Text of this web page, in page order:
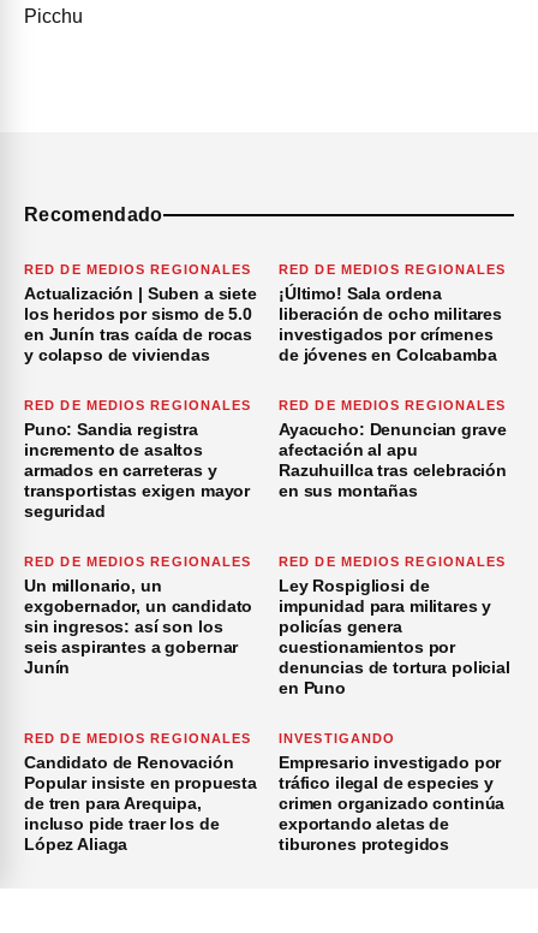
Recomendado
RED DE MEDIOS REGIONALES
Actualización | Suben a siete
los heridos por sismo de 5.0
en Junín tras caída de rocas
y colapso de viviendas
RED DE MEDIOS REGIONALES
¡Último! Sala ordena
liberación de ocho militares
investigados por crímenes
de jóvenes en Colcabamba
RED DE MEDIOS REGIONALES
Puno: Sandia registra
incremento de asaltos
armados en carreteras y
transportistas exigen mayor
seguridad
RED DE MEDIOS REGIONALES
Ayacucho: Denuncian grave
afectación al apu
Razuhuillca tras celebración
en sus montañas
RED DE MEDIOS REGIONALES
Un millonario, un
exgobernador, un candidato
sin ingresos: así son los
seis aspirantes a gobernar
Junín
RED DE MEDIOS REGIONALES
Ley Rospigliosi de
impunidad para militares y
policías genera
cuestionamientos por
denuncias de tortura policial
en Puno
RED DE MEDIOS REGIONALES
Candidato de Renovación
Popular insiste en propuesta
de tren para Arequipa,
incluso pide traer los de
López Aliaga
INVESTIGANDO
Empresario investigado por
tráfico ilegal de especies y
crimen organizado continúa
exportando aletas de
tiburones protegidos